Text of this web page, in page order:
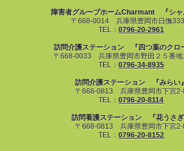
障害者グループホームCharmant 『シャ
〒668-0014 兵庫県豊岡市日撫
TEL： 0796-20-2961
訪問介護ステーション 『四つ葉のクロ
〒668-0033 兵庫県豊岡市野田２５番
TEL： 0796-34-8935
訪問介護ステーション 『みらい』
〒668-0813 兵庫県豊岡市下宮2-
TEL：0796-20-8114
訪問看護ステーション 『花うさぎ
〒668-0813 兵庫県豊岡市下宮2-
TEL： 0796-20-8152